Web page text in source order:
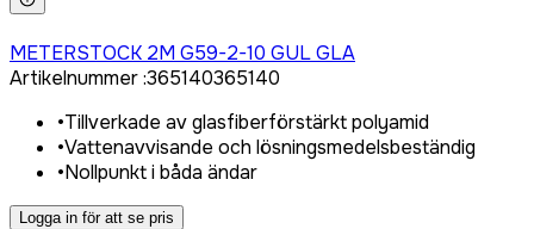
METERSTOCK 2M G59-2-10 GUL GLA
Artikelnummer:365140365140
•Tillverkade av glasfiberförstärkt polyamid
•Vattenavvisande och lösningsmedelsbeständig
•Nollpunkt i båda ändar
Logga in för att se pris